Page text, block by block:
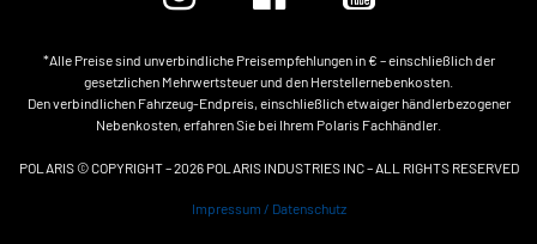
*Alle Preise sind unverbindliche Preisempfehlungen in € – einschließlich der
gesetzlichen Mehrwertsteuer und den Herstellernebenkosten.
Den verbindlichen Fahrzeug-Endpreis, einschließlich etwaiger händlerbezogener
Nebenkosten, erfahren Sie bei Ihrem Polaris Fachhändler.
POLARIS © COPYRIGHT – 2026 POLARIS INDUSTRIES INC – ALL RIGHTS RESERVED
Impressum / Datenschutz